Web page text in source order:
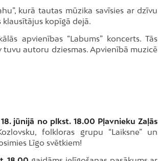
kurā tautas mūzika savīsies ar dzīvu
kopīgā dejā.
apvienības “Labums” koncerts. Tās
autoru dziesmas. Apvienībā muzicē
18. jūnijā no plkst. 18.00 Pļavnieku Zaļās
folkloras grupu “Laiksne” un
Līgo svētkiem!